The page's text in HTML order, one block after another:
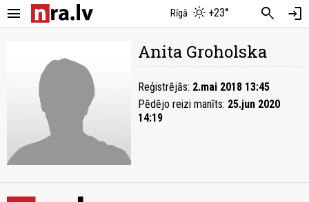
menu Rīgā +23° search login
Anita Groholska
Reģistrējās: 2.mai 2018 13:45
Pēdējo reizi manīts: 25.jun 2020
14:19